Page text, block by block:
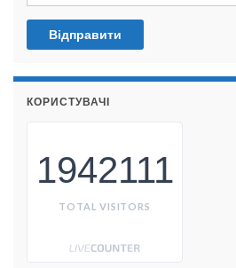
КОРИСТУВАЧІ
1942111
TOTAL VISITORS